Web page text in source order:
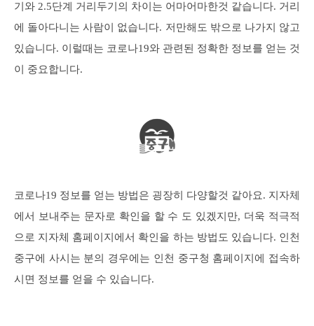
기와 2.5단계 거리두기의 차이는 어마어마한것 같습니다. 거리
에 돌아다니는 사람이 없습니다. 저만해도 밖으로 나가지 않고
있습니다. 이럴때는 코로나19와 관련된 정확한 정보를 얻는 것
이 중요합니다.
코로나19 정보를 얻는 방법은 굉장히 다양할것 같아요. 지자체
에서 보내주는 문자로 확인을 할 수 도 있겠지만, 더욱 적극적
으로 지자체 홈페이지에서 확인을 하는 방법도 있습니다. 인천
중구에 사시는 분의 경우에는 인천 중구청 홈페이지에 접속하
시면 정보를 얻을 수 있습니다.